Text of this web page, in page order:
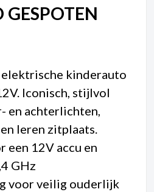
GESPOTEN
elektrische kinderauto
Iconisch, stijlvol
en achterlichten,
leren zitplaats.
een 12V accu en
GHz
voor veilig ouderlijk